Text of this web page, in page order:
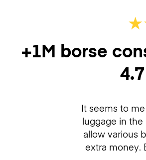
★
+1M borse
4.7
It seems to
luggage in
allow various
extra money.